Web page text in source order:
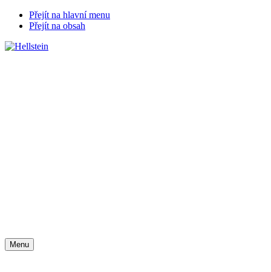
Přejít na hlavní menu
Přejít na obsah
Menu
Chat zákaznické podpory